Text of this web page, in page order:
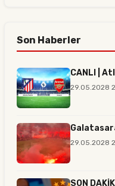
Son Haberler
CANLI |
29.05.2028
29.05.2028
SON